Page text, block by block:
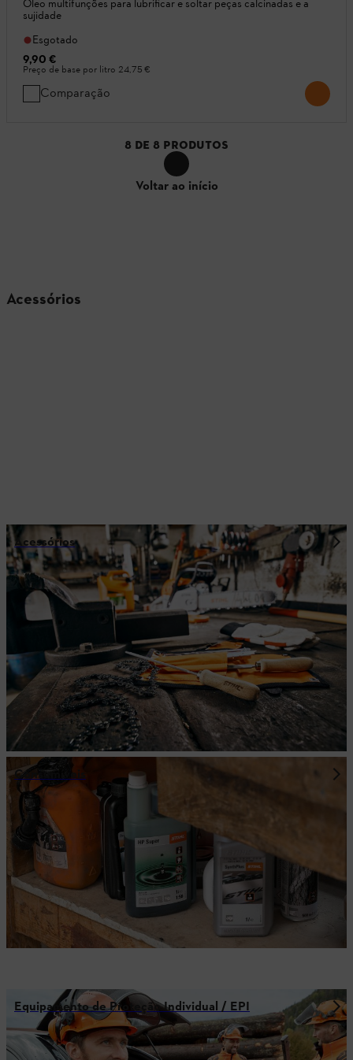
Óleo multifunções para lubrificar e soltar peças calcinadas e a
sujidade
Esgotado
9,90 €
Preço de base por litro 24,75 €
Comparação
8 DE 8 PRODUTOS
Voltar ao início
Acessórios
Acessórios
Consumíveis
Equipamento de Proteção Individual / EPI